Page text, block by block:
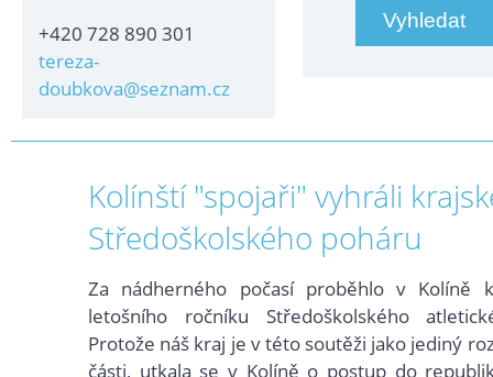
+420 728 890 301
tereza-
doubkova@seznam.cz
Kolínští "spojaři" vyhráli
Středoškolského poháru
Za nádherného počasí proběhlo v Kolíně
letošního ročníku Středoškolského
Protože náš kraj je v této soutěži jako jediný
části, utkala se v Kolíně o postup do